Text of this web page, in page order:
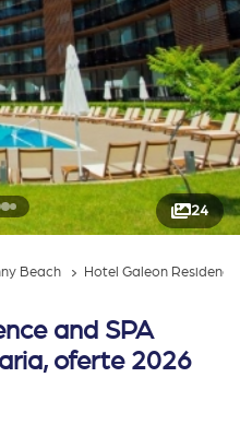
24
Beach Hotel Galeon
and SPA
oferte 2026